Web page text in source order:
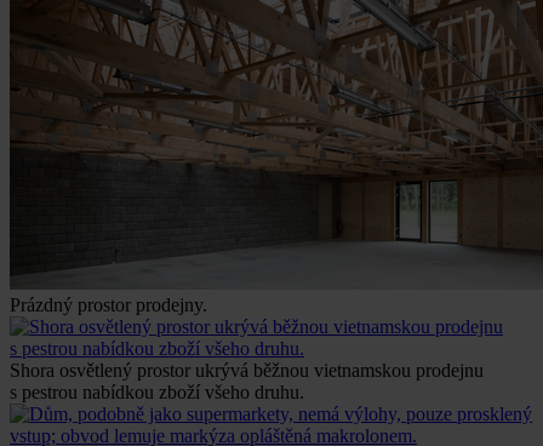
Prázdný prostor prodejny.
Shora osvětlený prostor ukrývá běžnou vietnamskou prodejnu
s pestrou nabídkou zboží všeho druhu.